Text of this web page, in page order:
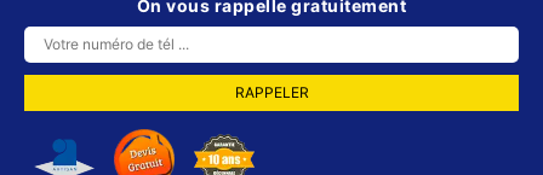
On vous rappelle gratuitement